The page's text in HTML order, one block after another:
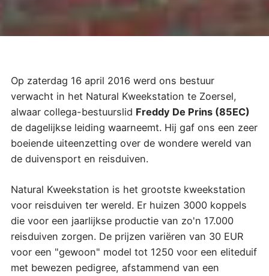
Op zaterdag 16 april 2016 werd ons bestuur
verwacht in het Natural Kweekstation te Zoersel,
alwaar collega-bestuurslid Freddy De Prins (85EC)
de dagelijkse leiding waarneemt. Hij gaf ons een zeer
boeiende uiteenzetting over de wondere wereld van
de duivensport en reisduiven.
Natural Kweekstation is het grootste kweekstation
voor reisduiven ter wereld. Er huizen 3000 koppels
die voor een jaarlijkse productie van zo'n 17.000
reisduiven zorgen. De prijzen variëren van 30 EUR
voor een "gewoon" model tot 1250 voor een eliteduif
met bewezen pedigree, afstammend van een